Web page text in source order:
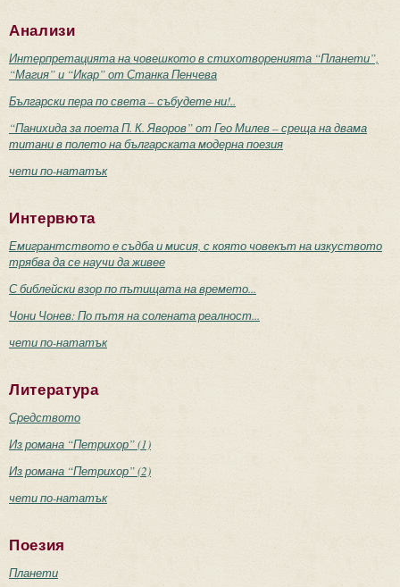
Анализи
Интерпретацията на човешкото в стихотворенията “Планети”,
“Магия” и “Икар” от Станка Пенчева
Български пера по света – събудете ни!..
“Панихида за поета П. К. Яворов” от Гео Милев – среща на двама
титани в полето на българската модерна поезия
чети по-нататък
Интервюта
Емигрантството е съдба и мисия, с която човекът на изкуството
трябва да се научи да живее
С библейски взор по пътищата на времето...
Чони Чонев: По пътя на солената реалност...
чети по-нататък
Литература
Средството
Из романа “Петрихор” (1)
Из романа “Петрихор” (2)
чети по-нататък
Поезия
Планети